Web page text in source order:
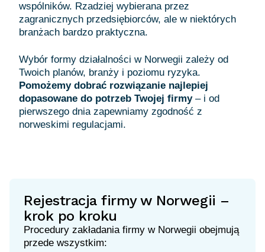
wspólników. Rzadziej wybierana przez
zagranicznych przedsiębiorców, ale w niektórych
branżach bardzo praktyczna.
Wybór formy działalności w Norwegii zależy od
Twoich planów, branży i poziomu ryzyka.
Pomożemy dobrać rozwiązanie najlepiej
dopasowane do potrzeb Twojej firmy– i od
pierwszego dnia zapewniamy zgodność z
norweskimi regulacjami.
Rejestracja firmy w Norwegii –
krok po kroku
Procedury zakładania firmy w Norwegii obejmują
przede wszystkim: